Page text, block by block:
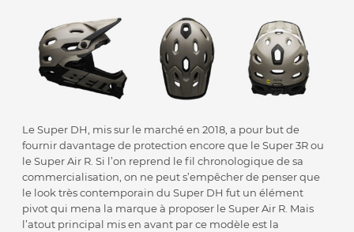
Le Super DH, mis sur le marché en 2018, a pour but de
fournir davantage de protection encore que le Super 3R ou
le Super Air R. Si l’on reprend le fil chronologique de sa
commercialisation, on ne peut s’empêcher de penser que
le look très contemporain du Super DH fut un élément
pivot qui mena la marque à proposer le Super Air R. Mais
l’atout principal mis en avant par ce modèle est la